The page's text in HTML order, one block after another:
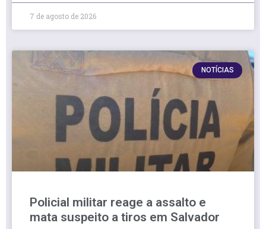
7 de agosto de 2026
NOTÍCIAS
Policial militar reage a assalto e
mata suspeito a tiros em Salvador